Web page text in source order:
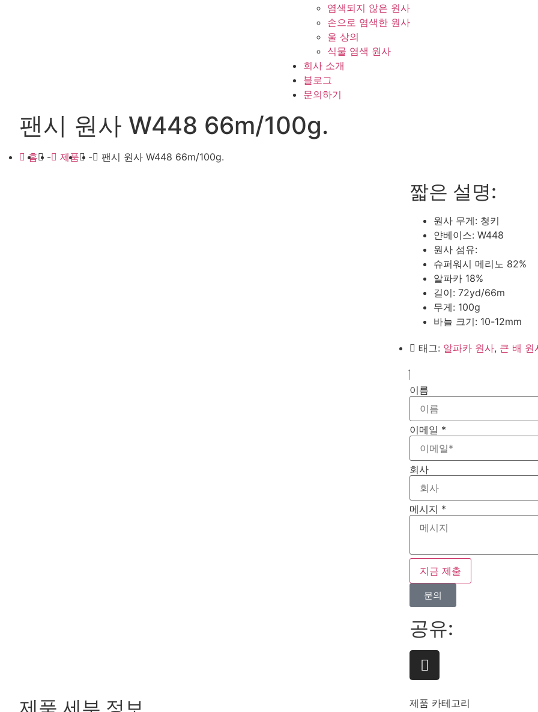
염색되지 않은 원사
손으로 염색한 원사
울 상의
식물 염색 원사
회사 소개
블로그
문의하기
팬시 원사 W448 66m/100g.
홈 - 제품 - 팬시 원사 W448 66m/100g.
짧은 설명:
원사 무게: 청키
얀베이스: W448
원사 섬유:
슈퍼워시 메리노 82%
알파카 18%
길이: 72yd/66m
무게: 100g
바늘 크기: 10-12mm
태그: 알파카 원사, 큰 배 원
이름
이메일 *
회사
메시지 *
지금 제출
문의
공유:
제품 카테고리